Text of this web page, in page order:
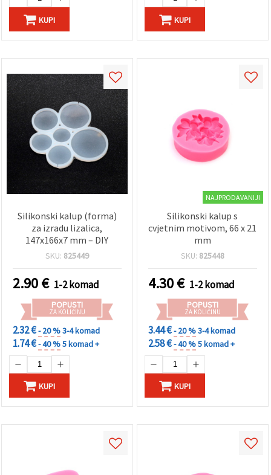
KUPI KUPI
Silikonski kalup (forma)
za izradu lizalica,
147x166x7 mm – DIY
SKU: 825449
2.90€ 1-2 komad
POPUSTI
ZA KOLIČINU
2.32 €- 20 %3-4 komad
1.74 €- 40 %5 komad +
KUPI
NAJPRODAVANIJI
Silikonski kalup s
cvjetnim motivom, 66 x 21
mm
SKU: 825448
4.30€ 1-2 komad
POPUSTI
ZA KOLIČINU
3.44 €- 20 %3-4 komad
2.58 €- 40 %5 komad +
KUPI